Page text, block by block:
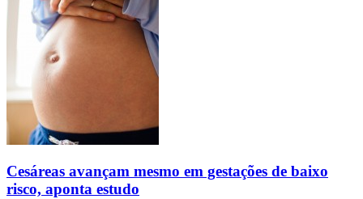
Cesáreas avançam mesmo em gestações de baixo
risco, aponta estudo